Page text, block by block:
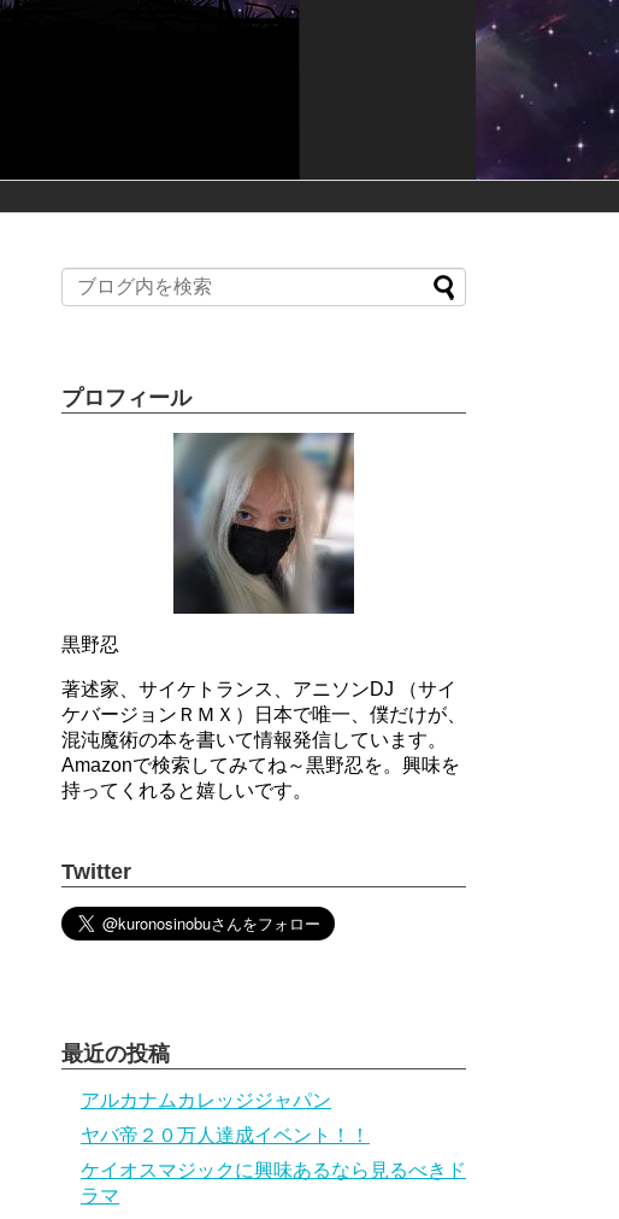
プロフィール
黒野忍
著述家、サイケトランス、アニソンDJ （サイ
ケバージョンＲＭＸ）日本で唯一、僕だけが、
混沌魔術の本を書いて情報発信しています。
Amazonで検索してみてね～黒野忍を。興味を
持ってくれると嬉しいです。
Twitter
最近の投稿
アルカナムカレッジジャパン
ヤバ帝２０万人達成イベント！！
ケイオスマジックに興味あるなら見るべきド
ラマ